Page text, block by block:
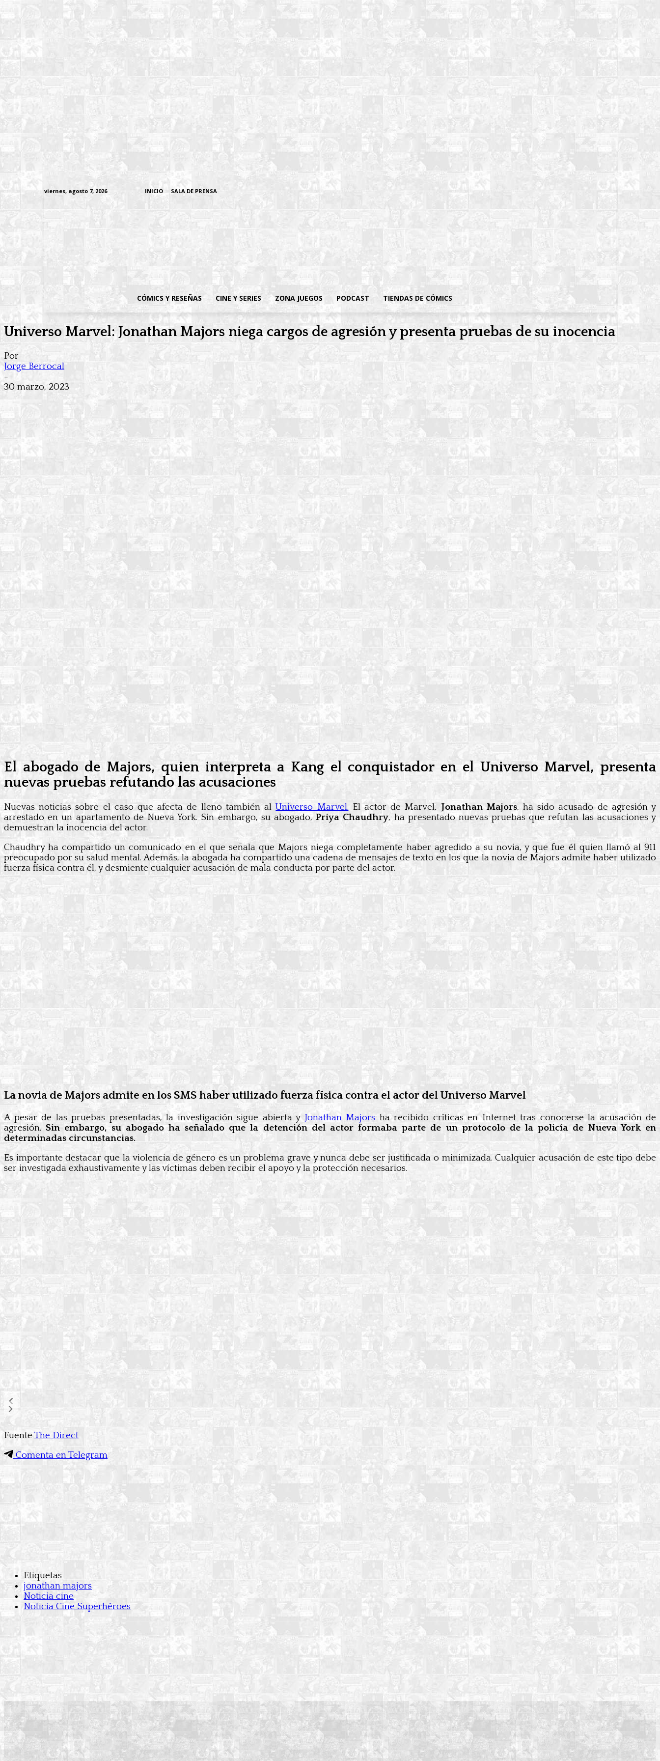
viernes, agosto 7, 2026 INICIO SALA DE PRENSA
CÓMICS Y RESEÑAS CINE Y SERIES ZONA JUEGOS PODCAST TIENDAS DE CÓMICS
Universo Marvel: Jonathan Majors niega cargos de agresión y presenta pruebas de su inocencia
Por
Jorge Berrocal
-
30 marzo, 2023
El abogado de Majors, quien interpreta a Kang el conquistador en el Universo Marvel, presenta
nuevas pruebas refutando las acusaciones
Nuevas noticias sobre el caso que afecta de lleno también alUniverso Marvel. El actor de Marvel, Jonathan Majors, ha sido acusado de agresión y
arrestado en un apartamento de Nueva York. Sin embargo, su abogado,Priya Chaudhry, ha presentado nuevas pruebas que refutan las acusaciones y
demuestran la inocencia del actor.
Chaudhry ha compartido un comunicado en el que señala que Majors niega completamente haber agredido a su novia, y que fue él quien llamó al 911
preocupado por su salud mental. Además, la abogada ha compartido una cadena de mensajes de texto en los que la novia de Majors admite haber utilizado
fuerza física contra él, y desmiente cualquier acusación de mala conducta por parte del actor.
La novia de Majors admite en los SMS haber utilizado fuerza física contra el actor del Universo Marvel
A pesar de las pruebas presentadas, la investigación sigue abierta y Jonathan Majors ha recibido críticas en Internet tras conocerse la acusación de
agresión.Sin embargo, su abogado ha señalado que la detención del actor formaba parte de un protocolo de la policía de Nueva York en
determinadas circunstancias.
Es importante destacar que la violencia de género es un problema grave y nunca debe ser justificada o minimizada. Cualquier acusación de este tipo debe
ser investigada exhaustivamente y las víctimas deben recibir el apoyo y la protección necesarios.
FuenteThe Direct
Comenta en Telegram
Etiquetas
jonathan majors
Noticia cine
Noticia Cine Superhéroes